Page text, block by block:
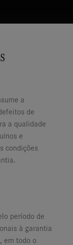
a
de
a qualidade
e
condições
período de
à garantia
em todo o